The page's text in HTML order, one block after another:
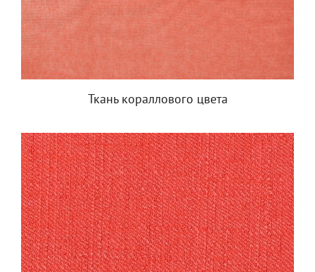
Ткань кораллового цвета